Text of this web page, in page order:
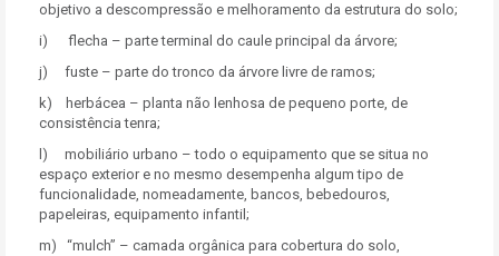
objetivo a descompressão e melhoramento da estrutura do solo;
i) flecha – parte terminal do caule principal da árvore;
j) fuste – parte do tronco da árvore livre de ramos;
k) herbácea – planta não lenhosa de pequeno porte, de
consistência tenra;
l) mobiliário urbano – todo o equipamento que se situa no
espaço exterior e no mesmo desempenha algum tipo de
funcionalidade, nomeadamente, bancos, bebedouros,
papeleiras, equipamento infantil;
m) “mulch” – camada orgânica para cobertura do solo,